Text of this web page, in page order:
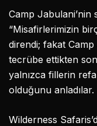
Camp Jabulani’nin
“Misafirlerimizin
direndi; fakat
tecrübe ettikten
yalnızca fillerin
olduğunu anladılar.
Wilderness